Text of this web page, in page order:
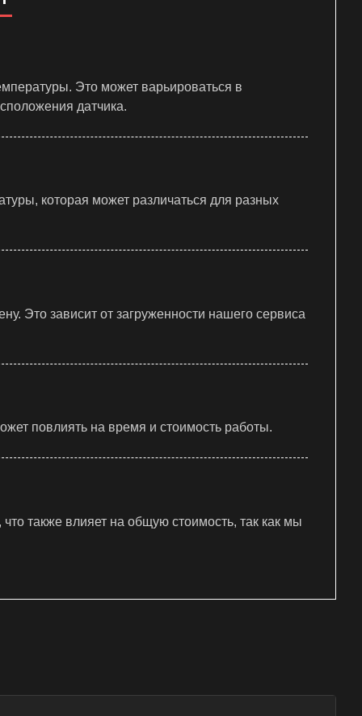
Это может варьироваться в
датчика.
которая может различаться для разных
Это зависит от загруженности нашего сервиса
повлиять на время и стоимость работы.
также влияет на общую стоимость, так как мы